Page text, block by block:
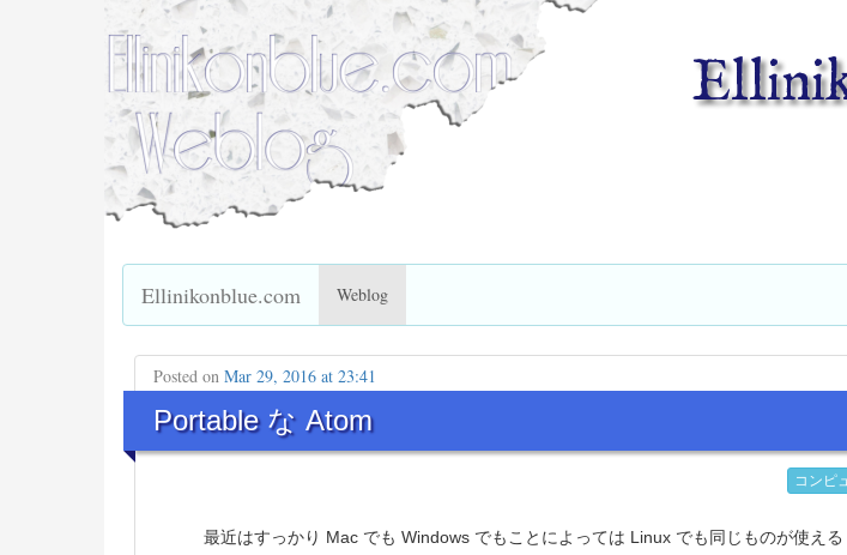
Ellinikonblue.com Weblog
Posted on Mar 29, 2016 at 23:41
Portable な Atom
コンピ
最近はすっかり Mac でも Windows でもことによっては Linux でも同じものが使える